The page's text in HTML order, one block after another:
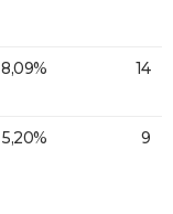
8,09% 14
5,20% 9